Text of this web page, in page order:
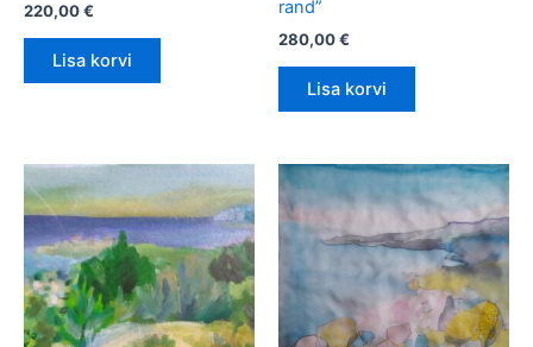
220,00€
Lisa korvi
rand”
280,00€
Lisa korvi